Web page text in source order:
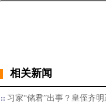
相关新闻
习家“储君”出事？皇侄齐